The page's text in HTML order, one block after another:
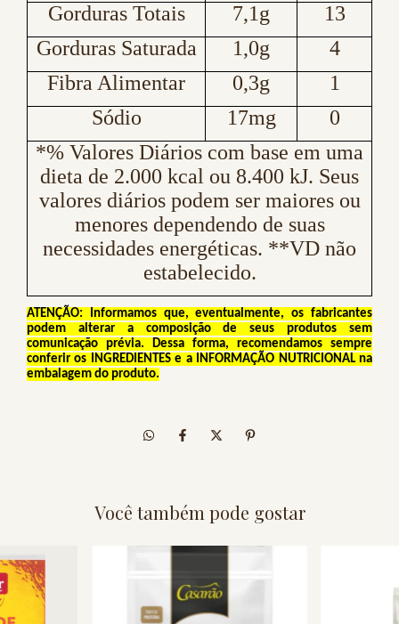
Gorduras Totais
7,1g
13
Gorduras Saturada
1,0g
4
Fibra Alimentar
0,3g
1
Sódio
17mg
0
*% Valores Diários com base em uma
dieta de 2.000 kcal ou 8.400 kJ. Seus
valores diários podem ser maiores ou
menores dependendo de suas
necessidades energéticas. **VD não
estabelecido.
ATENÇÃO: Informamos que, eventualmente, os fabricantes
podem alterar a composição de seus produtos sem
comunicação prévia. Dessa forma, recomendamos sempre
conferir os INGREDIENTES e a INFORMAÇÃO NUTRICIONAL na
embalagem do produto.
Você também pode gostar